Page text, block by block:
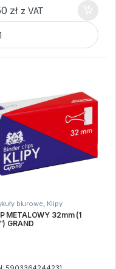
quantity
zł z VAT
METALOWY 19mm (3/
biurowe, Klipy
METALOWY 32mm (1
GRAND